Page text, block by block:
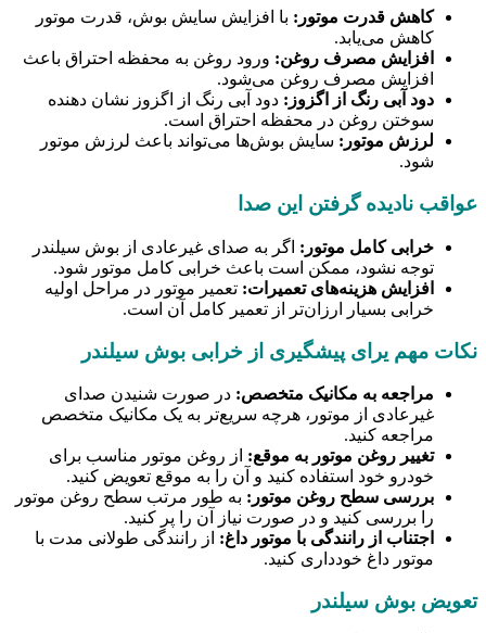
کاهش قدرت موتور: با افزایش سایش بوش، قدرت موتور
کاهش می‌یابد.
افزایش مصرف روغن: ورود روغن به محفظه احتراق باعث
افزایش مصرف روغن می‌شود.
دود آبی رنگ از اگزوز: دود آبی رنگ از اگزوز نشان دهنده
سوختن روغن در محفظه احتراق است.
لرزش موتور: سایش بوش‌ها می‌تواند باعث لرزش موتور
شود.
عواقب نادیده گرفتن این صدا
خرابی کامل موتور: اگر به صدای غیرعادی از بوش سیلندر
توجه نشود، ممکن است باعث خرابی کامل موتور شود.
افزایش هزینه‌های تعمیرات: تعمیر موتور در مراحل اولیه
خرابی بسیار ارزان‌تر از تعمیر کامل آن است.
نکات مهم یرای پیشگیری از خرابی بوش سیلندر
مراجعه به مکانیک متخصص: در صورت شنیدن صدای
غیرعادی از موتور، هرچه سریع‌تر به یک مکانیک متخصص
مراجعه کنید.
تغییر روغن موتور به موقع: از روغن موتور مناسب برای
خودرو خود استفاده کنید و آن را به موقع تعویض کنید.
بررسی سطح روغن موتور: به طور مرتب سطح روغن موتور
را بررسی کنید و در صورت نیاز آن را پر کنید.
اجتناب از رانندگی با موتور داغ: از رانندگی طولانی مدت با
موتور داغ خودداری کنید.
تعویض بوش سیلندر